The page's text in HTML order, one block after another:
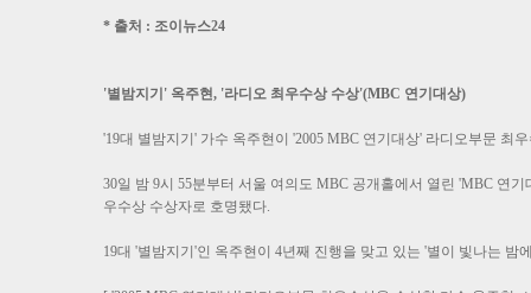
* 출처 : 조이뉴스24
'별밤지기' 옥주현, '라디오 최우수상 수상'(MBC 연기대상)
'19대 별밤지기' 가수 옥주현이 '2005 MBC 연기대상' 라디오부문 최
30일 밤 9시 55분부터 서울 여의도 MBC 공개홀에서 열린 'MBC 연
우수상 수상자로 호명됐다.
19대 '별밤지기'인 옥주현이 4년째 진행을 맞고 있는 '별이 빛나는